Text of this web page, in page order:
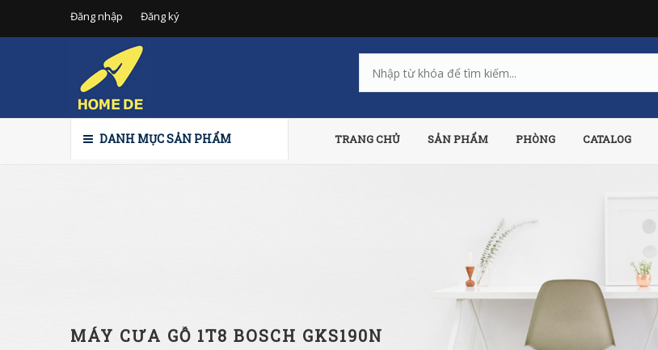
Đăng nhập Đăng ký
DANH MỤC SẢN PHẨM TRANG CHỦ SẢN PHẨM PHÒNG CATALOG
MÁY CƯA GỖ 1T8 BOSCH GKS190N